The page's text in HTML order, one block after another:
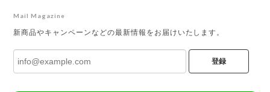
Mail Magazine
新商品やキャンペーンなどの最新情報をお届けいたします。
登録